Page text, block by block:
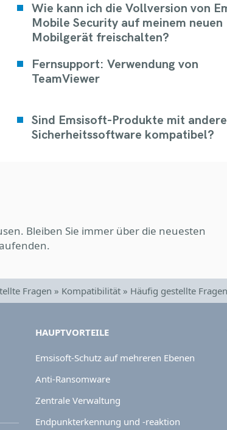
Wie kann ich die Vollversion von
Mobile Security auf meinem neuen
Mobilgerät freischalten?
Fernsupport: Verwendung von
TeamViewer
Sind Emsisoft-Produkte mit
Sicherheitssoftware kompatibel?
Bleiben Sie immer über die neuesten
Fragen » Kompatibilität » Häufig gestellte
HAUPTVORTEILE
Emsisoft-Schutz auf mehreren Ebenen
Anti-Ransomware
Zentrale Verwaltung
Endpunkterkennung und -reaktion